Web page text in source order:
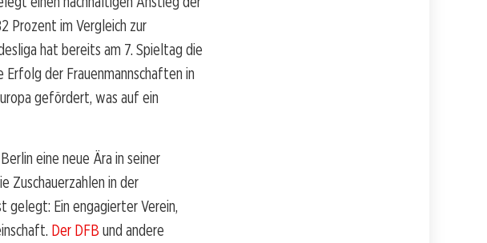
Prozent im Vergleich zur
hat bereits am 7. Spieltag die
Erfolg der Frauenmannschaften in
gefördert, was auf ein
eine neue Ära in seiner
Zuschauerzahlen in der
gelegt: Ein engagierter Verein,
Der DFB und andere